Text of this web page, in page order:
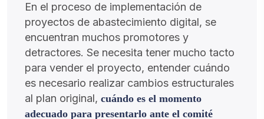
En el proceso de implementación de
proyectos de abastecimiento digital, se
encuentran muchos promotores y
detractores. Se necesita tener mucho tacto
para vender el proyecto, entender cuándo
es necesario realizar cambios estructurales
al plan original, cuándo es el momento
adecuado para presentarlo ante el comité